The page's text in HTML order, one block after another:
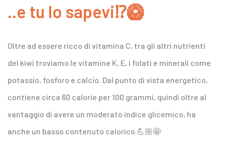
..e tu lo sapevi⁉️🥝
Oltre ad essere ricco di vitamina C, tra gli altri nutrienti
del kiwi troviamo le vitamine K, E, i folati e minerali come
potassio, fosforo e calcio. Dal punto di vista energetico,
contiene circa 60 calorie per 100 grammi, quindi oltre al
vantaggio di avere un moderato indice glicemico, ha
anche un basso contenuto calorico 💪🏼🤩